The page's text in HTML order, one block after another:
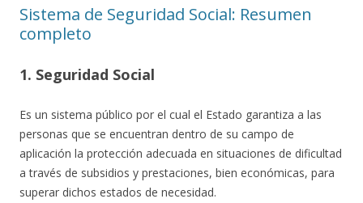
Sistema de Seguridad Social: Resumen
completo
1. Seguridad Social
Es un sistema público por el cual el Estado garantiza a las
personas que se encuentran dentro de su campo de
aplicación la protección adecuada en situaciones de dificultad
a través de subsidios y prestaciones, bien económicas, para
superar dichos estados de necesidad.